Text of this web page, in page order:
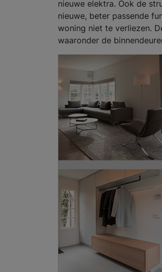
nieuwe elektra. Ook de
nieuwe, beter passende
woning niet te verliezen.
waaronder de